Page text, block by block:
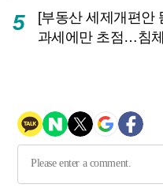
5
[부동산 세제개편안
과세에만 초점…침